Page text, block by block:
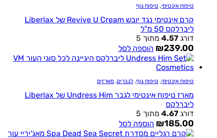
טיפוח אינטימי, טיפוח גוף
קרם אינטימי נגד יובש Revive U Cream של Liberlax
ליברלקס 50 מ"ל
דורג 4.57 מתוך 5
₪239.00 הוספה לסל
טיפוח אינטימי, טיפוח גוף, לגברים, מארזים
מארז טיפוח אינטימי לגבר Undress Him של Liberlax
ליברלקס
דורג 4.67 מתוך 5
₪185.00 הוספה לסל